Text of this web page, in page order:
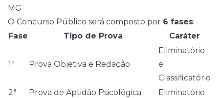
MG
O Concurso Público será composto por 6 fases:
Fase
Tipo de Prova Caráter
1ª Prova Objetiva e Redação
Eliminatório
e
Classificatório
2ª
Prova de Aptidão Psicológica
Eliminatório